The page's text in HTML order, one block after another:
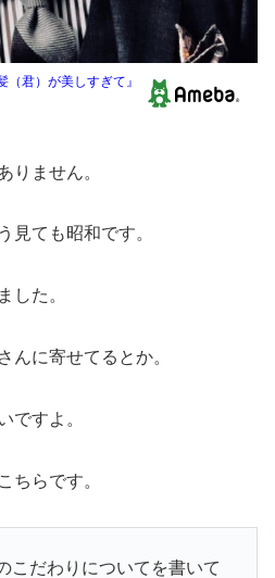
りません。
見ても昭和です。
した。
んに寄せてるとか。
ですよ。
ちらです。
こだわりについてを書いて